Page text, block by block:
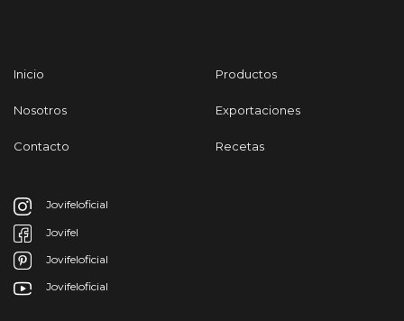
Inicio
Nosotros
Contacto
Productos
Exportaciones
Recetas
Jovifeloficial
Jovifel
Jovifeloficial
Jovifeloficial